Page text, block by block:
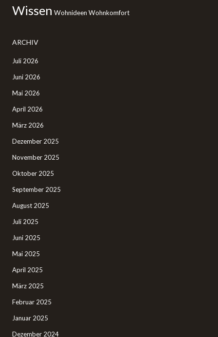
Wissen Wohnideen Wohnkomfort
ARCHIV
Juli 2026
Juni 2026
Mai 2026
April 2026
März 2026
Dezember 2025
November 2025
Oktober 2025
September 2025
August 2025
Juli 2025
Juni 2025
Mai 2025
April 2025
März 2025
Februar 2025
Januar 2025
Dezember 2024